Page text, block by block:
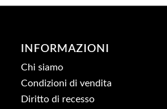
INFORMAZIONI
Chi siamo
Condizioni di vendita
Diritto di recesso